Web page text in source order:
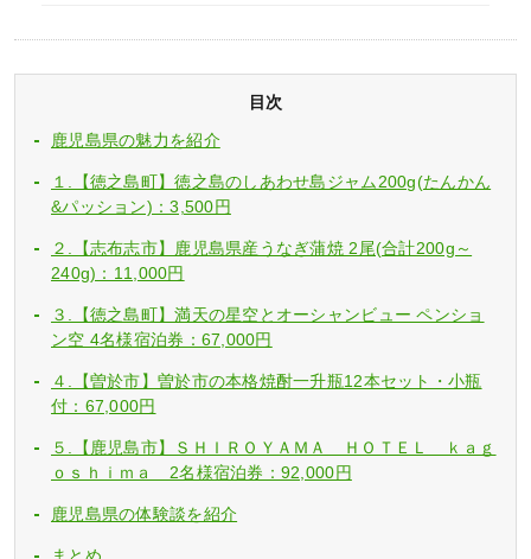
目次
鹿児島県の魅力を紹介
１.【徳之島町】徳之島のしあわせ島ジャム200g(たんかん
&パッション)：3,500円
２.【志布志市】鹿児島県産うなぎ蒲焼 2尾(合計200g～
240g)：11,000円
３.【徳之島町】満天の星空とオーシャンビュー ペンショ
ン空 4名様宿泊券：67,000円
４.【曽於市】曽於市の本格焼酎一升瓶12本セット・小瓶
付：67,000円
５.【鹿児島市】ＳＨＩＲＯＹＡＭＡ ＨＯＴＥＬ ｋａｇ
ｏｓｈｉｍａ 2名様宿泊券：92,000円
鹿児島県の体験談を紹介